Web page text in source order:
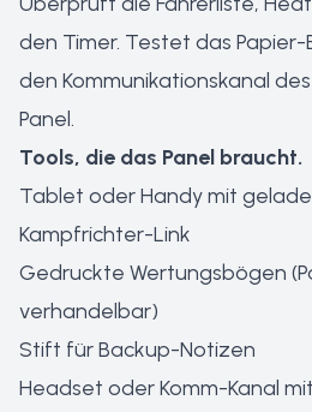
den Timer. Testet das
den Kommunikationskanal
Panel.
Tools, die das Panel braucht.
Tablet oder Handy mit
Kampfrichter-Link
Gedruckte Wertungsbögen
verhandelbar)
Stift für Backup-Notizen
Headset oder Komm-Kanal